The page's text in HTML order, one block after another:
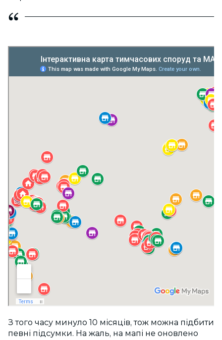
З того часу минуло 10 місяців, тож можна підбити
певні підсумки. На жаль, на мапі не оновлено